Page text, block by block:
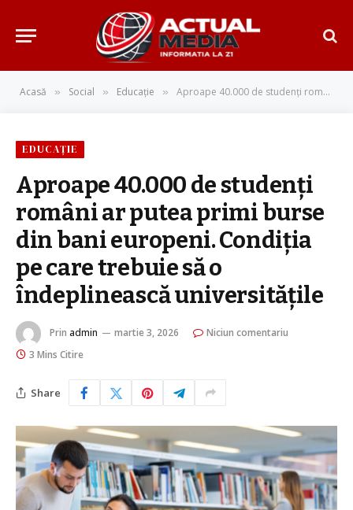
Acasă » Social » Educație » Aproape 40.000 de studenţi români ar putea primi burse din bani europeni. Condiția pe care trebuie să o îndeplinească universitățile
EDUCAȚIE
Aproape 40.000 de studenţi
români ar putea primi burse
din bani europeni. Condiția
pe care trebuie să o
îndeplinească universitățile
Prin admin martie 3, 2026
Niciun comentariu
3 Mins Citire
Share